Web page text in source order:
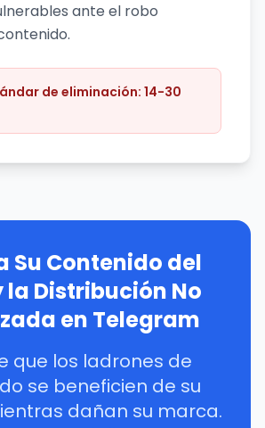
ante el robo
de eliminación: 14-30
Su Contenido del
la Distribución No
en Telegram
que los ladrones de
se beneficien de su
dañan su marca.